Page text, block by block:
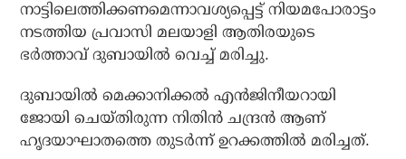
നാട്ടിലെത്തിക്കണമെന്നാവശ്യപ്പെട്ട് നിയമപോരാട്ടം
നടത്തിയ പ്രവാസി മലയാളി ആതിരയുടെ
ഭര്‍ത്താവ് ദുബായില്‍ വെച്ച് മരിച്ചു.
ദുബായില്‍ മെക്കാനിക്കല്‍ എന്‍ജിനീയറായി
ജോയി ചെയ്തിരുന്ന നിതിന്‍ ചന്ദ്രന്‍ ആണ്
ഹൃദയാഘാതത്തെ തുടര്‍ന്ന് ഉറക്കത്തില്‍ മരിച്ചത്.